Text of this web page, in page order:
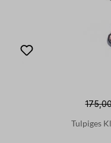
Tulpiges